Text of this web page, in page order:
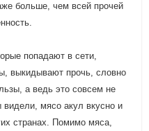
больше, чем всей прочей
попадают в сети,
выкидывают прочь, словно
а ведь это совсем не
мясо акул вкусно и
странах. Помимо мяса,